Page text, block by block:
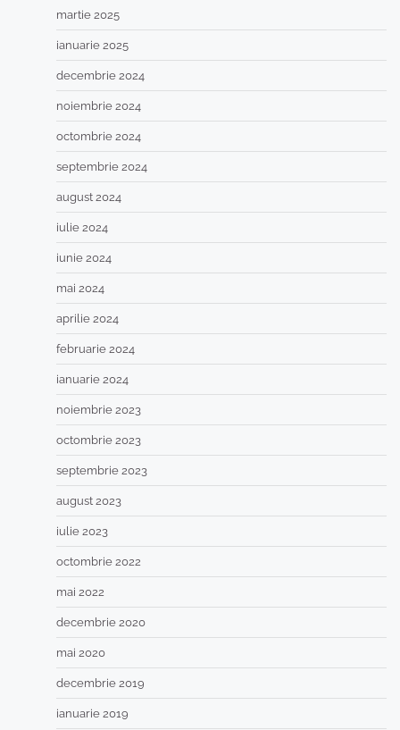
martie 2025
ianuarie 2025
decembrie 2024
noiembrie 2024
octombrie 2024
septembrie 2024
august 2024
iulie 2024
iunie 2024
mai 2024
aprilie 2024
februarie 2024
ianuarie 2024
noiembrie 2023
octombrie 2023
septembrie 2023
august 2023
iulie 2023
octombrie 2022
mai 2022
decembrie 2020
mai 2020
decembrie 2019
ianuarie 2019